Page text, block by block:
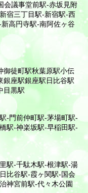
会議事堂前駅-赤坂見附
宿三丁目駅-新宿駅-西
高円寺駅-南阿佐ヶ谷
御徒町駅秋葉原駅小伝
銀座駅銀座駅日比谷駅
目黒駅
-門前仲町駅-茅場町駅-
駅-神楽坂駅-早稲田駅-
駅-千駄木駅-根津駅-湯
比谷駅-霞ヶ関駅-国会
神宮前駅-代々木公園